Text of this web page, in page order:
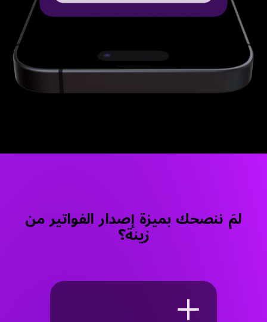
لمَ ننصحك بميزة إصدار الفواتير من
زينة؟